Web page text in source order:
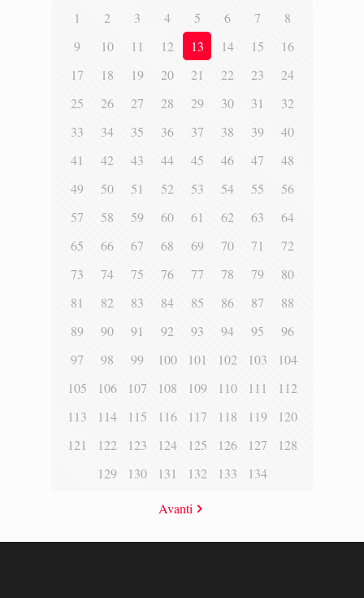
1 2 3 4 5 6 7
8
9
10 11 12 13 14 15
16
17
18 19 20 21 22 23
24
25
26 27 28 29 30 31
32
33
34 35 36 37 38 39
40
41
42 43 44 45 46 47
48
49
50 51 52 53 54 55
56
57
58 59 60 61 62 63
64
65
66 67 68 69 70 71
72
73
74 75 76 77 78 79
80
81
82 83 84 85 86 87
88
89
90 91 92 93 94 95
96
97
98 99 100 101 102 103
104
105
106 107 108 109 110 111
112
113
114 115 116 117 118 119
120
121
122 123 124 125 126 127
128
129
130 131 132 133 134
Avanti